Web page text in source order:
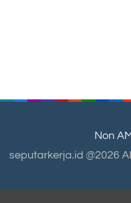
Non
seputarkerja.id @2026